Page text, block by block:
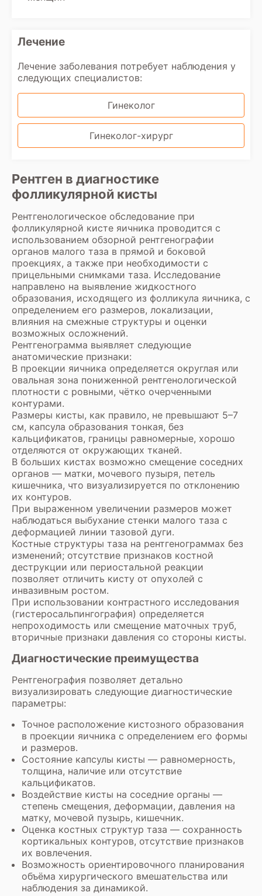
Лечение
Лечение заболевания потребует наблюдения у
следующих специалистов:
Гинеколог
Гинеколог-хирург
Рентген в диагностике
фолликулярной кисты
Рентгенологическое обследование при
фолликулярной кисте яичника проводится с
использованием обзорной рентгенографии
органов малого таза в прямой и боковой
проекциях, а также при необходимости с
прицельными снимками таза. Исследование
направлено на выявление жидкостного
образования, исходящего из фолликула яичника, с
определением его размеров, локализации,
влияния на смежные структуры и оценки
возможных осложнений.
Рентгенограмма выявляет следующие
анатомические признаки:
В проекции яичника определяется округлая или
овальная зона пониженной рентгенологической
плотности с ровными, чётко очерченными
контурами.
Размеры кисты, как правило, не превышают 5–7
см, капсула образования тонкая, без
кальцификатов, границы равномерные, хорошо
отделяются от окружающих тканей.
В больших кистах возможно смещение соседних
органов — матки, мочевого пузыря, петель
кишечника, что визуализируется по отклонению
их контуров.
При выраженном увеличении размеров может
наблюдаться выбухание стенки малого таза с
деформацией линии тазовой дуги.
Костные структуры таза на рентгенограммах без
изменений; отсутствие признаков костной
деструкции или периостальной реакции
позволяет отличить кисту от опухолей с
инвазивным ростом.
При использовании контрастного исследования
(гистеросальпингография) определяется
непроходимость или смещение маточных труб,
вторичные признаки давления со стороны кисты.
Диагностические преимущества
Рентгенография позволяет детально
визуализировать следующие диагностические
параметры:
Точное расположение кистозного образования
в проекции яичника с определением его формы
и размеров.
Состояние капсулы кисты — равномерность,
толщина, наличие или отсутствие
кальцификатов.
Воздействие кисты на соседние органы —
степень смещения, деформации, давления на
матку, мочевой пузырь, кишечник.
Оценка костных структур таза — сохранность
кортикальных контуров, отсутствие признаков
их вовлечения.
Возможность ориентировочного планирования
объёма хирургического вмешательства или
наблюдения за динамикой.